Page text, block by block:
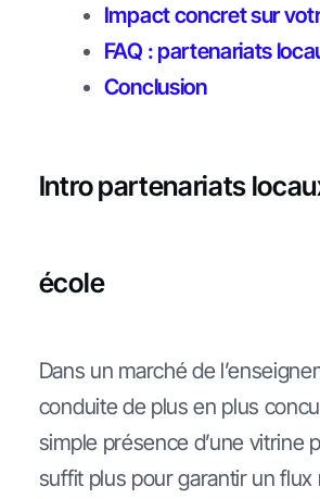
Impact concret sur
FAQ : partenariats
Conclusion
Intro partenariats
école
Dans un marché de
conduite de plus en plus
simple présence d’une vitrine
suffit plus pour garantir un flux